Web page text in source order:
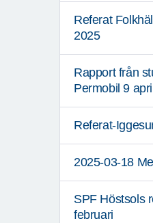
Referat
2025
Rapport från
Permobil 9 april
Referat-
2025-03-18
SPF Höstsols
februari